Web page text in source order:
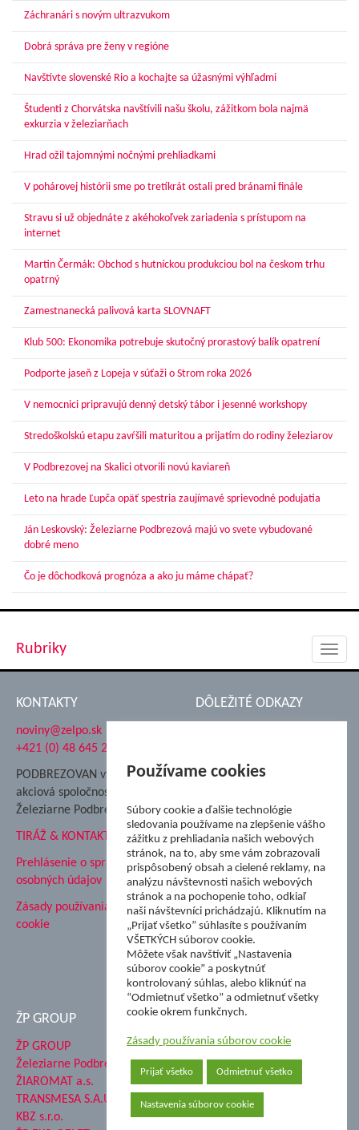
Záchranári s novým ultrazvukom
Dobrá správa pre ženy v regióne
Navštívte slovenské Rio a kochajte sa úžasnými výhľadmi
Študenti z Chorvátska navštívili našu školu, zážitkom bola najmä
exkurzia v železiarňach
Hrad ožil tajomnými nočnými prehliadkami
V pohárovej histórii sme po tretíkrát ostali pred bránami finále
Stravu si už objednáte z akéhokoľvek zariadenia s prístupom na
internet
Martin Čermák: Obchod s hutníckou produkciou bol na českom trhu
opatrný
Zamestnanecká palivová karta SLOVNAFT
Klub 500: Ekonomika potrebuje skutočný prorastový balík opatrení
Podporte jaseň z Lopeja v súťaži o Strom roka 2026
V nemocnici pripravujú denný detský tábor i jesenné workshopy
Stredoškolskú etapu zavŕšili maturitou a prijatím do rodiny železiarov
V Podbrezovej na Skalici otvorili novú kaviareň
Leto na hrade Ľupča opäť spestria zaujímavé sprievodné podujatia
Ján Leskovský: Železiarne Podbrezová majú vo svete vybudované
dobré meno
Čo je dôchodková prognóza a ako ju máme chápať?
Rubriky
KONTAKTY
noviny@zelpo.sk
+421 (0) 48 645 2711
PODBREZOVAN vydáva
akciová spoločnosť
Železiarne Podbrezová
TIRÁŽ & KONTAKT
Prehlásenie o spracovaní
osobných údajov
Zásady používania súborov
cookie
DÔLEŽITÉ ODKAZY
Nadácia Železiarne
ŽP Informatika s.r.o.
ŠK Železiarne Podbrezová
Tále a.s.
ŽP GROUP
ŽP GROUP
Železiarne Podbrezová a.s.
ŽIAROMAT a.s.
TRANSMESA S.A.U.
KBZ s.r.o.
Používame cookies
Súbory cookie a ďalšie technológie
sledovania používame na zlepšenie vášho
zážitku z prehliadania našich webových
stránok, na to, aby sme vám zobrazovali
prispôsobený obsah a cielené reklamy, na
analýzu návštevnosti našich webových
stránok a na pochopenie toho, odkiaľ
naši návštevníci prichádzajú. Kliknutím na
„Prijať všetko” súhlasíte s používaním
VŠETKÝCH súborov cookie.
Môžete však navštíviť „Nastavenia
súborov cookie” a poskytnúť
kontrolovaný súhlas, alebo kliknúť na
“Odmietnuť všetko” a odmietnuť všetky
cookie okrem funkčnych.
Zásady používania súborov cookie
Prijať všetko Odmietnuť všetko
Nastavenia súborov cookie